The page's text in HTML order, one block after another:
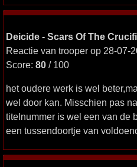
Deicide - Scars Of The
Reactie van trooper op 28-07-
Score: 80 / 100
het oudere werk is wel
wel door kan. Misschien pas
titelnummer is wel een van de
een tussendoortje van